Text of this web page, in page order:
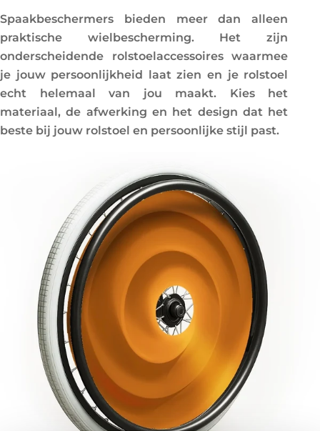
Spaakbeschermers bieden meer dan alleen
praktische wielbescherming. Het zijn
onderscheidende rolstoelaccessoires waarmee
je jouw persoonlijkheid laat zien en je rolstoel
echt helemaal van jou maakt. Kies het
materiaal, de afwerking en het design dat het
beste bij jouw rolstoel en persoonlijke stijl past.